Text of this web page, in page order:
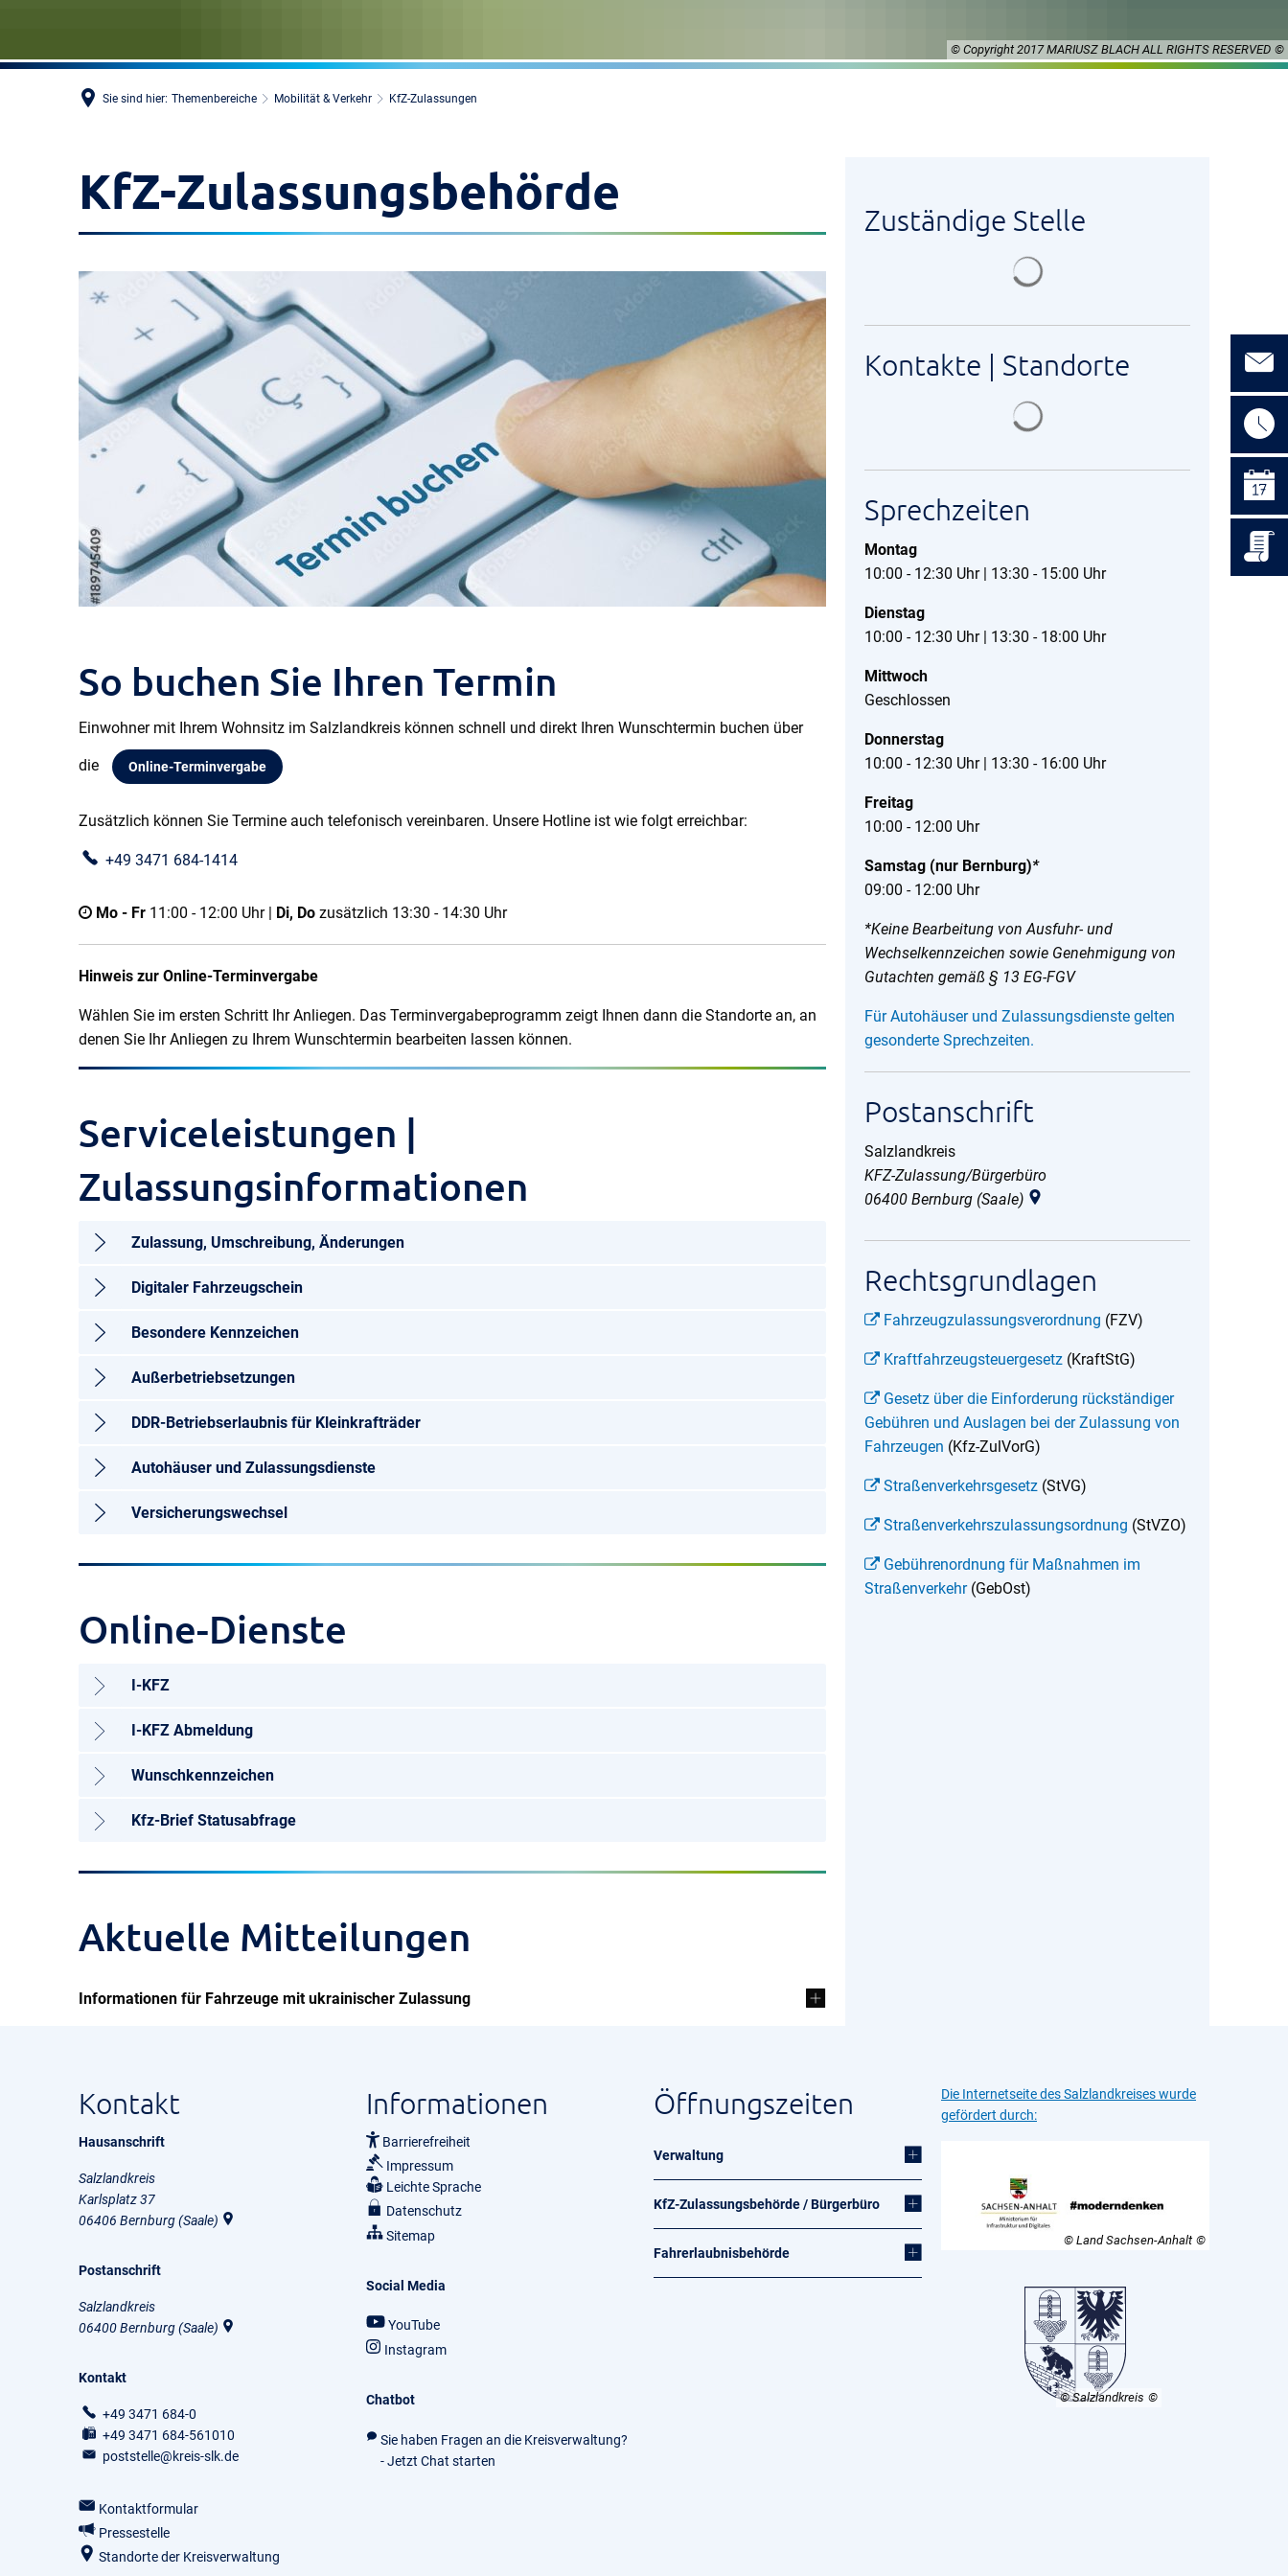
© Copyright 2017 MARIUSZ BLACH ALL RIGHTS RESERVED
Sie sind hier: Themenbereiche Mobilität & Verkehr KfZ-Zulassungen
KfZ-Zulassungsbehörde
So buchen Sie Ihren Termin
Einwohner mit Ihrem Wohnsitz im Salzlandkreis können schnell und direkt Ihren Wunschtermin buchen über
die Online-Terminvergabe
Zusätzlich können Sie Termine auch telefonisch vereinbaren. Unsere Hotline ist wie folgt erreichbar:
+49 3471 684-1414
Mo - Fr 11:00 - 12:00 Uhr | Di, Do zusätzlich 13:30 - 14:30 Uhr
Hinweis zur Online-Terminvergabe
Wählen Sie im ersten Schritt Ihr Anliegen. Das Terminvergabeprogramm zeigt Ihnen dann die Standorte an, an
denen Sie Ihr Anliegen zu Ihrem Wunschtermin bearbeiten lassen können.
Serviceleistungen |
Zulassungsinformationen
Zulassung, Umschreibung, Änderungen
Digitaler Fahrzeugschein
Besondere Kennzeichen
Außerbetriebsetzungen
DDR-Betriebserlaubnis für Kleinkrafträder
Autohäuser und Zulassungsdienste
Versicherungswechsel
Online-Dienste
I-KFZ
I-KFZ Abmeldung
Wunschkennzeichen
Kfz-Brief Statusabfrage
Aktuelle Mitteilungen
Informationen für Fahrzeuge mit ukrainischer Zulassung
Zuständige Stelle
Kontakte | Standorte
Suchergebnisse werden geladen
Sprechzeiten
Montag
10:00 - 12:30 Uhr | 13:30 - 15:00 Uhr
Dienstag
10:00 - 12:30 Uhr | 13:30 - 18:00 Uhr
Mittwoch
Geschlossen
Donnerstag
10:00 - 12:30 Uhr | 13:30 - 16:00 Uhr
Freitag
10:00 - 12:00 Uhr
Samstag (nur Bernburg)*
09:00 - 12:00 Uhr
*Keine Bearbeitung von Ausfuhr- und
Wechselkennzeichen sowie Genehmigung von
Gutachten gemäß § 13 EG-FGV
Für Autohäuser und Zulassungsdienste gelten
gesonderte Sprechzeiten.
Postanschrift
Salzlandkreis
KFZ-Zulassung/Bürgerbüro
06400 Bernburg (Saale)
Rechtsgrundlagen
Fahrzeugzulassungsverordnung (FZV)
Kraftfahrzeugsteuergesetz (KraftStG)
Gesetz über die Einforderung rückständiger
Gebühren und Auslagen bei der Zulassung von
Fahrzeugen (Kfz-ZulVorG)
Straßenverkehrsgesetz (StVG)
Straßenverkehrszulassungsordnung (StVZO)
Gebührenordnung für Maßnahmen im
Straßenverkehr(GebOst)
Kontakt
Hausanschrift
Salzlandkreis
Karlsplatz 37
06406 Bernburg (Saale)
Postanschrift
Salzlandkreis
06400Bernburg (Saale)
Kontakt
+49 3471 684-0
+49 3471 684-561010
poststelle@kreis-slk.de
Kontaktformular
Pressestelle
Standorte der Kreisverwaltung
Informationen
Barrierefreiheit
Impressum
Leichte Sprache
Datenschutz
Sitemap
Social Media
YouTube
Instagram
Chatbot
Sie haben Fragen an die Kreisverwaltung?
- Jetzt Chat starten
Öffnungszeiten
Verwaltung
KfZ-Zulassungsbehörde / Bürgerbüro
Fahrerlaubnisbehörde
Die Internetseite des Salzlandkreises wurde
gefördert durch:
© Land Sachsen-Anhalt
© Salzlandkreis